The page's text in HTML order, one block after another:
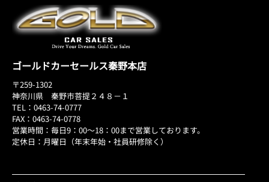
ゴールドカーセールス秦野本店
〒259-1302
神奈川県 秦野市菩提２４８－１
TEL：0463-74-0777
FAX：0463-74-0778
営業時間：毎日9：00～18：00まで営業しております。
定休日：月曜日（年末年始・社員研修除く）